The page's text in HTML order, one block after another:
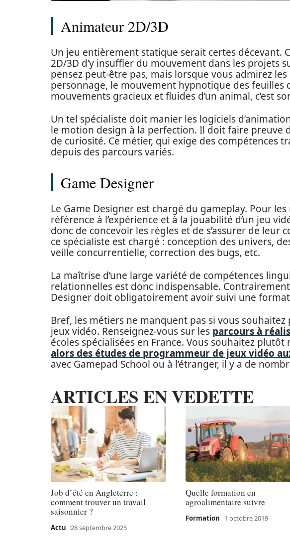
Animateur 2D/3D
Un jeu entièrement statique serait certes décevant.
2D/3D d’y insuffler du mouvement dans les projets
pensez peut-être pas, mais lorsque vous admirez les
personnage, le mouvement hypnotique des feuilles
mouvements gracieux et fluides d’un animal, c’est
Un tel spécialiste doit manier les logiciels
le motion design à la perfection. Il doit faire preuve
de curiosité. Ce métier, qui exige des compétences
depuis des parcours variés.
Game Designer
Le Game Designer est chargé du gameplay. Pour
référence à l’expérience et à la jouabilité d’un jeu
donc de concevoir les règles et de s’assurer de leur
ce spécialiste est chargé : conception des univers,
veille concurrentielle, correction des bugs, etc.
La maîtrise d’une large variété de compétences
relationnelles est donc indispensable. Contrairement
Designer doit obligatoirement avoir suivi une
Bref, les métiers ne manquent pas si vous
jeux vidéo. Renseignez-vous sur les parcours à
écoles spécialisées en France. Vous souhaitez plutôt
alors des études de programmeur de jeux vidéo
avec Gamepad School ou à l’étranger, il y a de
ARTICLES EN VEDETTE
Job d’été en Angleterre :
comment trouver un travail
saisonnier ?
Actu 28 septembre 2025
Quelle formation en
agroalimentaire suivre
Formation 1 octobre 2019